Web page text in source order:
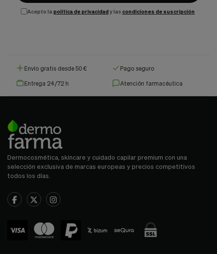
Acepto la política de privacidady las condiciones de suscripción
Envío gratis desde 50 € Pago seguro
Entrega 24/72 h Atención farmacéutica
Dermocosmética, skincare y cuidado capilar premium con una
selección exclusiva de marcas europeas y precios competitivos
todos los días.